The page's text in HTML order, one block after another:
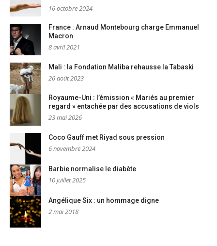
16 octobre 2024
France : Arnaud Montebourg charge Emmanuel
Macron
8 avril 2021
Mali : la Fondation Maliba rehausse la Tabaski
26 août 2023
Royaume-Uni : l’émission « Mariés au premier
regard » entachée par des accusations de viols
23 mai 2026
Coco Gauff met Riyad sous pression
6 novembre 2024
Barbie normalise le diabète
10 juillet 2025
Angélique Six : un hommage digne
2 mai 2018